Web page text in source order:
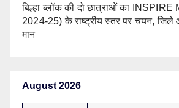
बिल्हा ब्लॉक की दो छात्राओं का
2024-25) के राष्ट्रीय स्तर पर चयन, जिले
मान
August 2026